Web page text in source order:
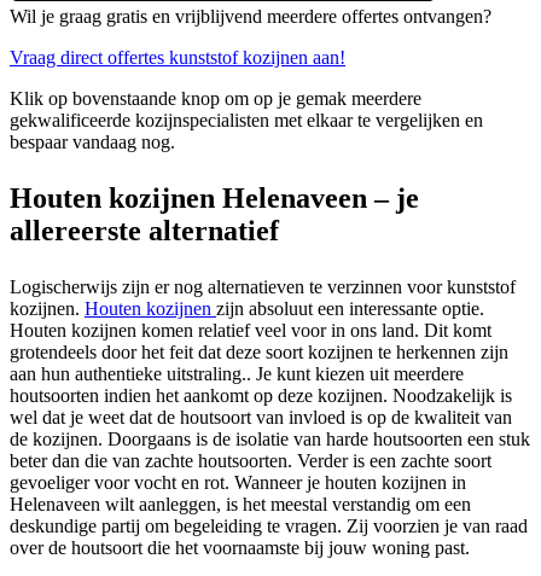
Wil je graag gratis en vrijblijvend meerdere offertes ontvangen?
Vraag direct offertes kunststof kozijnen aan!
Klik op bovenstaande knop om op je gemak meerdere
gekwalificeerde kozijnspecialisten met elkaar te vergelijken en
bespaar vandaag nog.
Houten kozijnen Helenaveen – je
allereerste alternatief
Logischerwijs zijn er nog alternatieven te verzinnen voor kunststof
kozijnen. Houten kozijnen zijn absoluut een interessante optie.
Houten kozijnen komen relatief veel voor in ons land. Dit komt
grotendeels door het feit dat deze soort kozijnen te herkennen zijn
aan hun authentieke uitstraling.. Je kunt kiezen uit meerdere
houtsoorten indien het aankomt op deze kozijnen. Noodzakelijk is
wel dat je weet dat de houtsoort van invloed is op de kwaliteit van
de kozijnen. Doorgaans is de isolatie van harde houtsoorten een stuk
beter dan die van zachte houtsoorten. Verder is een zachte soort
gevoeliger voor vocht en rot. Wanneer je houten kozijnen in
Helenaveen wilt aanleggen, is het meestal verstandig om een
deskundige partij om begeleiding te vragen. Zij voorzien je van raad
over de houtsoort die het voornaamste bij jouw woning past.